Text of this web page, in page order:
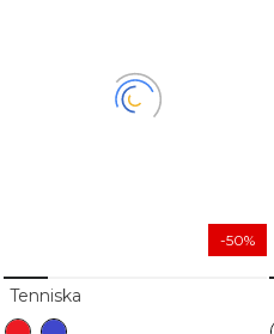
Tenniska
-50%